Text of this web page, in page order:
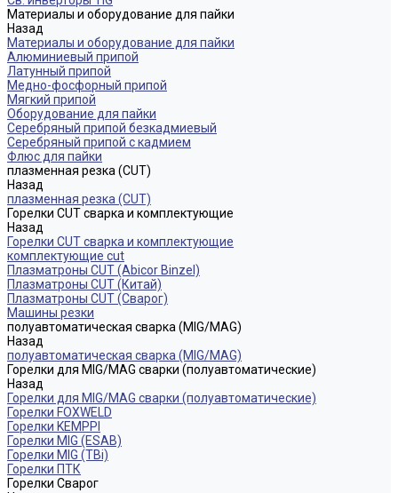
Материалы и оборудование для пайки
Назад
Материалы и оборудование для пайки
Алюминиевый припой
Латунный припой
Медно-фосфорный припой
Мягкий припой
Оборудование для пайки
Серебряный припой безкадмиевый
Серебряный припой с кадмием
Флюс для пайки
плазменная резка (CUT)
Назад
плазменная резка (CUT)
Горелки CUT сварка и комплектующие
Назад
Горелки CUT сварка и комплектующие
комплектующие cut
Плазматроны CUT (Abicor Binzel)
Плазматроны CUT (Китай)
Плазматроны CUT (Сварог)
Машины резки
полуавтоматическая сварка (MIG/MAG)
Назад
полуавтоматическая сварка (MIG/MAG)
Горелки для MIG/MAG сварки (полуавтоматические)
Назад
Горелки для MIG/MAG сварки (полуавтоматические)
Горелки FOXWELD
Горелки KEMPPI
Горелки MIG (ESAB)
Горелки MIG (TBi)
Горелки ПТК
Горелки Сварог